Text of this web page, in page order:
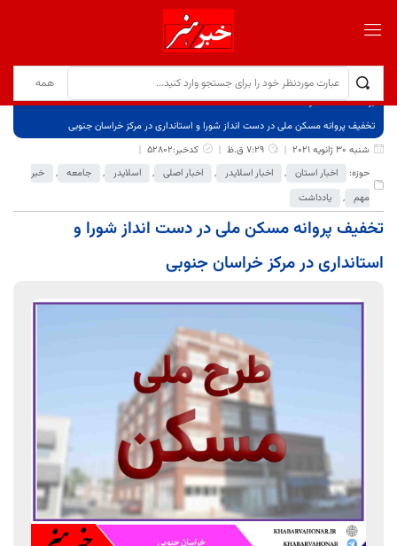
برگ نخست
نوشته‌ها
تخفیف پروانه مسکن ملی در دست انداز شورا و استانداری در مرکز خراسان جنوبی
شنبه 30 ژانویه 2021
7:29 ق.ظ
کدخبر:52802
حوزه:
اخبار استان , اخبار اسلایدر , اخبار اصلی , اسلایدر , جامعه ,
خبر
مهم , یادداشت
تخفیف پروانه مسکن ملی در دست انداز شورا و
استانداری در مرکز خراسان جنوبی